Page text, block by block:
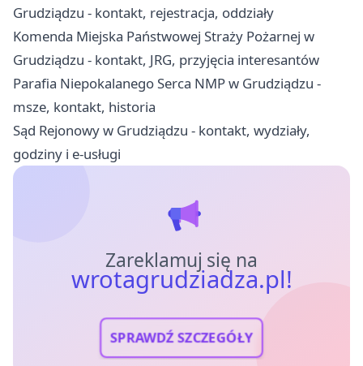
Grudziądzu - kontakt, rejestracja, oddziały
Komenda Miejska Państwowej Straży Pożarnej w
Grudziądzu - kontakt, JRG, przyjęcia interesantów
Parafia Niepokalanego Serca NMP w Grudziądzu -
msze, kontakt, historia
Sąd Rejonowy w Grudziądzu - kontakt, wydziały,
godziny i e-usługi
Zareklamuj się na
wrotagrudziadza.pl!
SPRAWDŹ SZCZEGÓŁY